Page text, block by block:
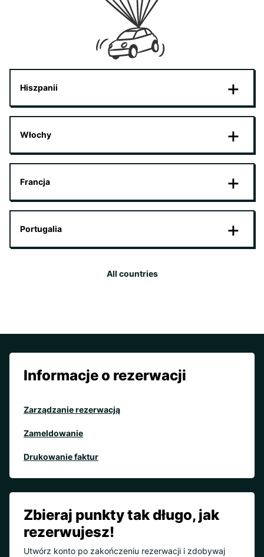
Hiszpanii
Włochy
Francja
Portugalia
All countries
Informacje o rezerwacji
Zarządzanie rezerwacją
Zameldowanie
Drukowanie faktur
Zbieraj punkty tak długo, jak
rezerwujesz!
Utwórz konto po zakończeniu rezerwacji i zdobywaj